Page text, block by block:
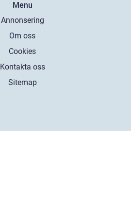
Menu
Annonsering
Om oss
Cookies
Kontakta oss
Sitemap